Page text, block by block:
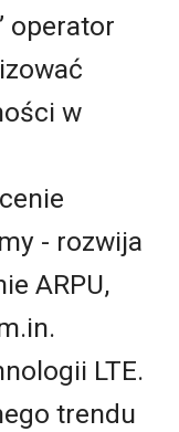
operator
w
- rozwija
ARPU,
LTE.
trendu